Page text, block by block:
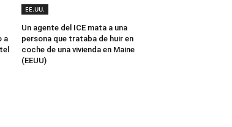
a
EE.UU.
Un agente del ICE mata a una
persona que trataba de huir en
coche de una vivienda en Maine
(EEUU)